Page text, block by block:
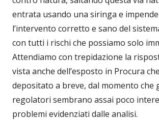
entrata usando una siringa e
l’intervento corretto e sano del
con tutti i rischi che possiamo solo
Attendiamo con trepidazione la
vista anche dell’esposto in Procura
depositato a breve, dal momento che
regolatori sembrano assai poco
problemi evidenziati dalle analisi.